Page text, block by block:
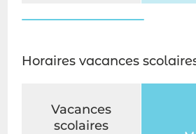
Horaires vacances
Vacances
scolaires